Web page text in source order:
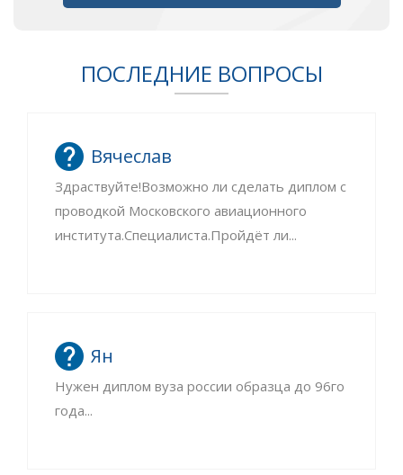
ПОСЛЕДНИЕ ВОПРОСЫ
Вячеслав
Здраствуйте!Возможно ли сделать диплом с
проводкой Московского авиационного
института.Специалиста.Пройдёт ли...
Ян
Нужен диплом вуза россии образца до 96го
года...